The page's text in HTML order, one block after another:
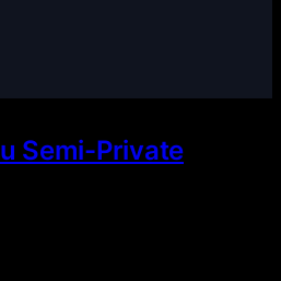
Semi-Private